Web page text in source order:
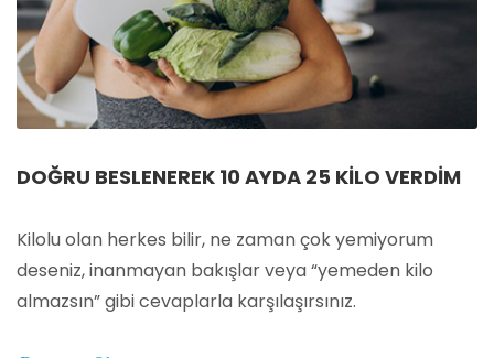
DOĞRU BESLENEREK 10 AYDA 25 KILO VERDIM
Kilolu olan herkes bilir, ne zaman çok yemiyorum
deseniz, inanmayan bakışlar veya “yemeden kilo
almazsın” gibi cevaplarla karşılaşırsınız.